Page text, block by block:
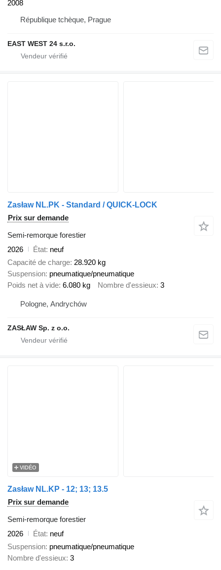
2008
République tchèque, Prague
EAST WEST 24 s.r.o.
Zasław NL.PK - Standard / QUICK-LOCK
Prix sur demande
Semi-remorque forestier
2026
État neuf
Capacité de charge 28.920 kg
Suspension pneumatique/pneumatique
Poids net à vide 6.080 kg Nombre d'essieux 3
Pologne, Andrychów
ZASŁAW Sp. z o.o.
VIDÉO
Zasław NL.KP - 12; 13; 13.5
Prix sur demande
Semi-remorque forestier
2026
État neuf
Suspension pneumatique/pneumatique
Nombre d'essieux 3